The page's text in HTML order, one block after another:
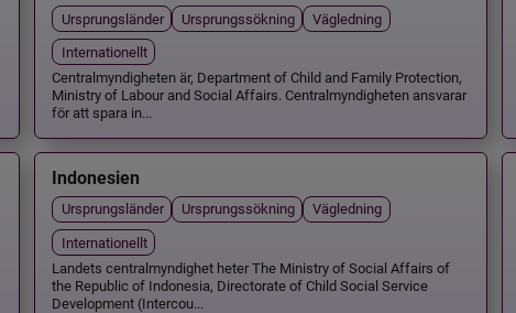
Ursprungsländer Ursprungssökning
Vägledning
Internationellt
Centralmyndigheten är, Department of Child and Family Protection,
Ministry of Labour and Social Affairs. Centralmyndigheten ansvarar
för att spara in...
Indonesien
Ursprungsländer Ursprungssökning
Vägledning
Internationellt
Landets centralmyndighet heter The Ministry of Social Affairs of
the Republic of Indonesia, Directorate of Child Social Service
Development (Intercou...